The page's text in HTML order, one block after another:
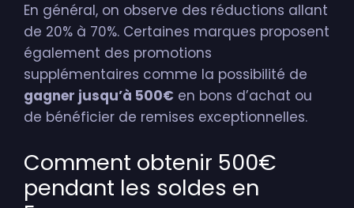
En général, on observe des réductions allant
de 20% à 70%. Certaines marques proposent
également des promotions
supplémentaires comme la possibilité de
gagner jusqu’à 500€ en bons d’achat ou
de bénéficier de remises exceptionnelles.
Comment obtenir 500€
pendant les soldes en